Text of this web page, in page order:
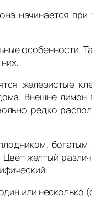
начинается
особенности.
железистые
Внешне
редко
желтый
или несколько